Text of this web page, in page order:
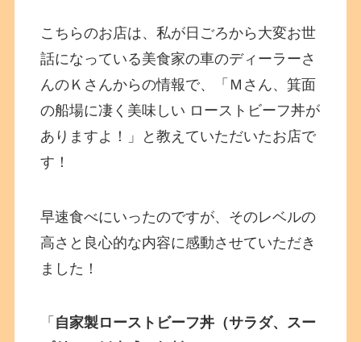
こちらのお店は、私が日ごろから大変お世
話になっている美食家の車のディーラーさ
んのＫさんからの情報で、「Ｍさん、箕面
の船場に凄く美味しい ローストビーフ丼が
ありますよ！」と教えていただいたお店で
す！
早速食べにいったのですが、そのレベルの
高さと良心的な内容に感動させていただき
ました！
「 自家製ローストビーフ丼（サラダ、スー